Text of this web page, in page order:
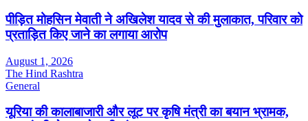
पीड़ित मोहसिन मेवाती ने अखिलेश यादव से की मुलाकात, परिवार को
प्रताड़ित किए जाने का लगाया आरोप
August 1, 2026
The Hind Rashtra
General
यूरिया की कालाबाजारी और लूट पर कृषि मंत्री का बयान भ्रामक,